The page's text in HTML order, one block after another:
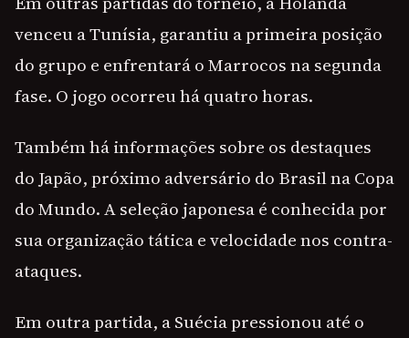
venceu a Tunísia, garantiu a primeira posição
do grupo e enfrentará o Marrocos na segunda
fase. O jogo ocorreu há quatro horas.
Também há informações sobre os destaques
do Japão, próximo adversário do Brasil na Copa
do Mundo. A seleção japonesa é conhecida por
sua organização tática e velocidade nos contra-
ataques.
Em outra partida, a Suécia pressionou até o